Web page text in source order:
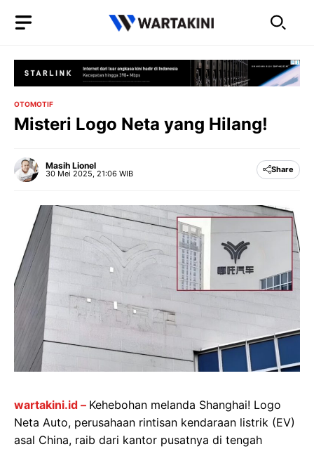
OTOMOTIF
Misteri Logo Neta yang Hilang!
Masih Lionel
30 Mei 2025, 21:06 WIB Share
wartakini.id – Kehebohan melanda Shanghai! Logo
Neta Auto, perusahaan rintisan kendaraan listrik (EV)
asal China, raib dari kantor pusatnya di tengah